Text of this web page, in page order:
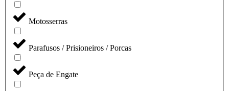
Motosserras
Parafusos / Prisioneiros / Porcas
Peça de Engate